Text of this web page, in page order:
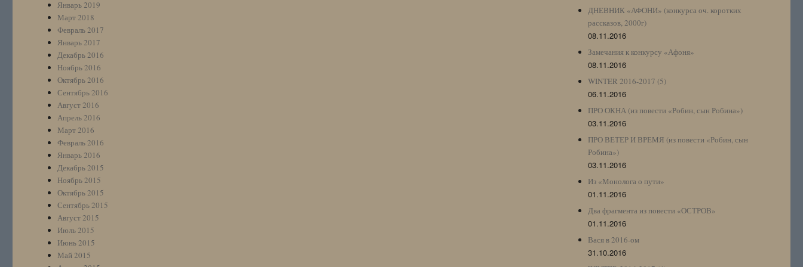
Январь 2019
Март 2018
Февраль 2017
Январь 2017
Декабрь 2016
Ноябрь 2016
Октябрь 2016
Сентябрь 2016
Август 2016
Апрель 2016
Март 2016
Февраль 2016
Январь 2016
Декабрь 2015
Ноябрь 2015
Октябрь 2015
Сентябрь 2015
Август 2015
Июль 2015
Июнь 2015
Май 2015
ДНЕВНИК «АФОНИ» (конкурса оч. коротких
рассказов, 2000г)
08.11.2016
Замечания к конкурсу «Афоня»
08.11.2016
WINTER 2016-2017 (5)
06.11.2016
ПРО ОКНА (из повести «Робин, сын Робина»)
03.11.2016
ПРО ВЕТЕР И ВРЕМЯ (из повести «Робин, сын
Робина»)
03.11.2016
Из «Монолога о пути»
01.11.2016
Два фрагмента из повести «ОСТРОВ»
01.11.2016
Вася в 2016-ом
31.10.2016